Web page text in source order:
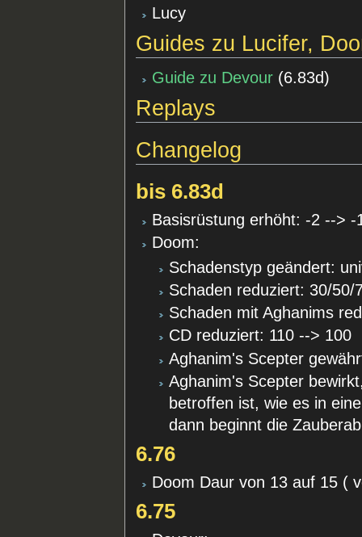
Lucy
Guides zu Lucifer,
Guide zu Devour (6.83d)
Replays
Changelog
bis 6.83d
Basisrüstung erhöht: -2 --> -
Doom:
Schadenstyp geändert:
Schaden reduziert: 30/50/
Schaden mit Aghanims
CD reduziert: 110 --> 100
Aghanim's Scepter
Aghanim's Scepter
betroffen ist, wie es in
dann beginnt die
6.76
Doom Daur von 13 auf 15 (
6.75